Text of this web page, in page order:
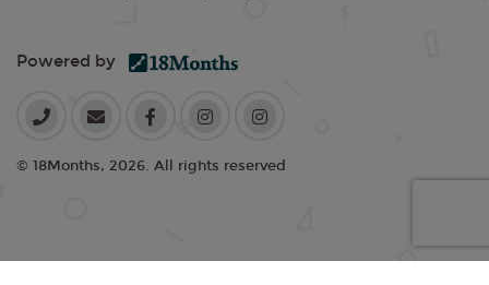
Powered by
© 18Months, 2026. All rights reserved